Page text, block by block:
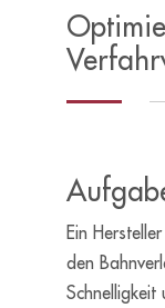
Ein
den